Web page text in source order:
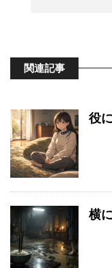
関連記事
役
横